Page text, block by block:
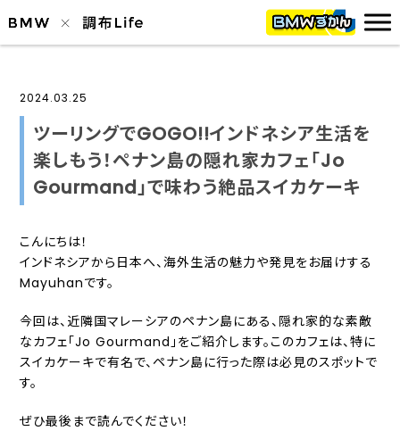
2024.03.25
ツーリングでGOGO!!インドネシア生活を
楽しもう！ペナン島の隠れ家カフェ「Jo
Gourmand」で味わう絶品スイカケーキ
こんにちは！
インドネシアから日本へ、海外生活の魅力や発見をお届けする
Mayuhanです。
今回は、近隣国マレーシアのペナン島にある、隠れ家的な素敵
なカフェ「Jo Gourmand」をご紹介します。このカフェは、特に
スイカケーキで有名で、ペナン島に行った際は必見のスポットで
す。
ぜひ最後まで読んでください！